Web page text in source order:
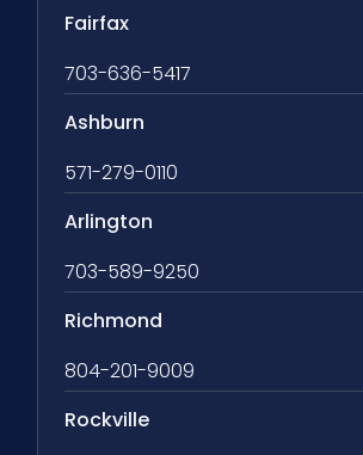
Fairfax
703-636-5417
Ashburn
571-279-0110
Arlington
703-589-9250
Richmond
804-201-9009
Rockville